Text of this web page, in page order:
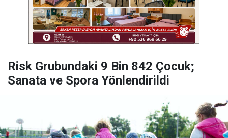
Risk Grubundaki 9 Bin 842 Çocuk;
Sanata ve Spora Yönlendirildi